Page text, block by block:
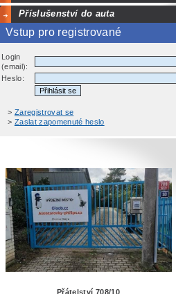
Příslušenství do auta
Vstup pro registrované
Login
(email):
Heslo:
> Zaregistrovat se
> Zaslat zapomenuté heslo
Přátelství 708/10